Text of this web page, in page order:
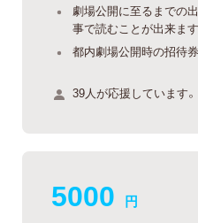
劇場公開に至るまでの
事で読むことが出来ます
都内劇場公開時の招待
39人が応援しています。
5000 円